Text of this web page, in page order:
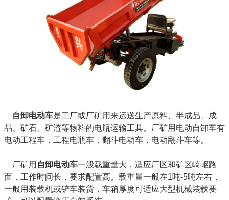
自卸电动车是工厂或厂矿用来运送生产原料、半成品、成
品、矿石、矿渣等物料的电瓶运输工具。厂矿用电动自卸车有
电动工程车，工程电瓶车，翻斗电动车，电动翻斗车等。
厂矿用 自卸电动车一般载重量大，适应厂区和矿区崎岖路
面，工作时间长，要求配置高。载重量一般在1吨-5吨左右，
一般用装载机或铲车装货，车箱厚度可适应大型机械装载要